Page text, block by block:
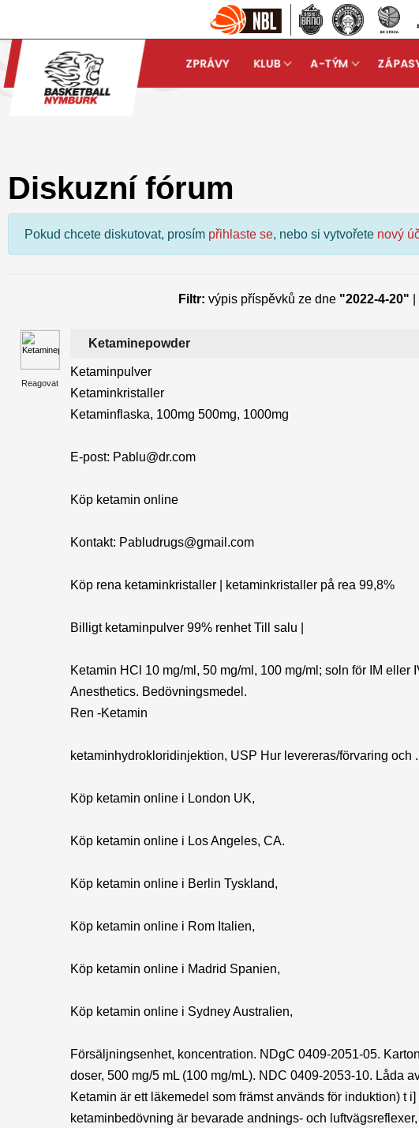
ZPRÁVY KLUB A-TÝM
Diskuzní fórum
Pokud chcete diskutovat, prosím přihlaste se, nebo si vytvořete nový
Filtr: výpis příspěvků ze dne "2022-4-20"
Reagovat
Ketaminepowder
Ketaminpulver
Ketaminkristaller
Ketaminflaska, 100mg 500mg, 1000mg
E-post: Pablu@dr.com
Köp ketamin online
Kontakt: Pabludrugs@gmail.com
Köp rena ketaminkristaller | ketaminkristaller på rea 99,8%
Billigt ketaminpulver 99% renhet Till salu |
Ketamin HCl 10 mg/ml, 50 mg/ml, 100 mg/ml; soln för IM eller
Anesthetics. Bedövningsmedel.
Ren -Ketamin
ketaminhydrokloridinjektion, USP Hur levereras/förvaring och
Köp ketamin online i London UK,
Köp ketamin online i Los Angeles, CA.
Köp ketamin online i Berlin Tyskland,
Köp ketamin online i Rom Italien,
Köp ketamin online i Madrid Spanien,
Köp ketamin online i Sydney Australien,
Försäljningsenhet, koncentration. NDgC 0409-2051-05.
doser, 500 mg/5 mL (100 mg/mL). NDC 0409-2053-10. Låda
Ketamin är ett läkemedel som främst används för induktion) t
ketaminbedövning är bevarade andnings- och